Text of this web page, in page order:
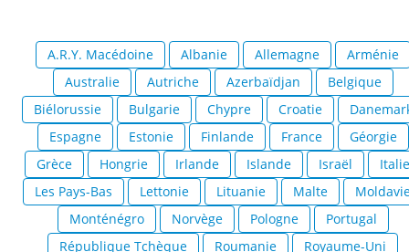
A.R.Y. Macédoine Albanie Allemagne
Arménie
Australie
Autriche Azerbaïdjan
Belgique
Biélorussie
Bulgarie Chypre Croatie
Espagne
Estonie Finlande France
Géorgie
Grèce
Hongrie Irlande Islande Israël
Italie
Les Pays-Bas
Lettonie Lituanie Malte
Monténégro
Norvège Pologne
Portugal
République Tchèque
Roumanie Royaume-Uni